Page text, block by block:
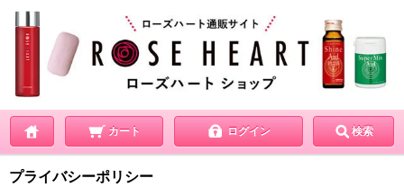
カート ログイン 検索
プライバシーポリシー